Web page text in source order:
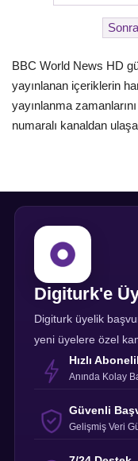
BBC World News HD
yayınlanan içeriklerin
yayınlanma
numaralı kanaldan
Digiturk'e
Digiturk üyelik
yeni üyelere özel
Hızlı
Anında Kolay
Güvenli
Gelişmiş Veri